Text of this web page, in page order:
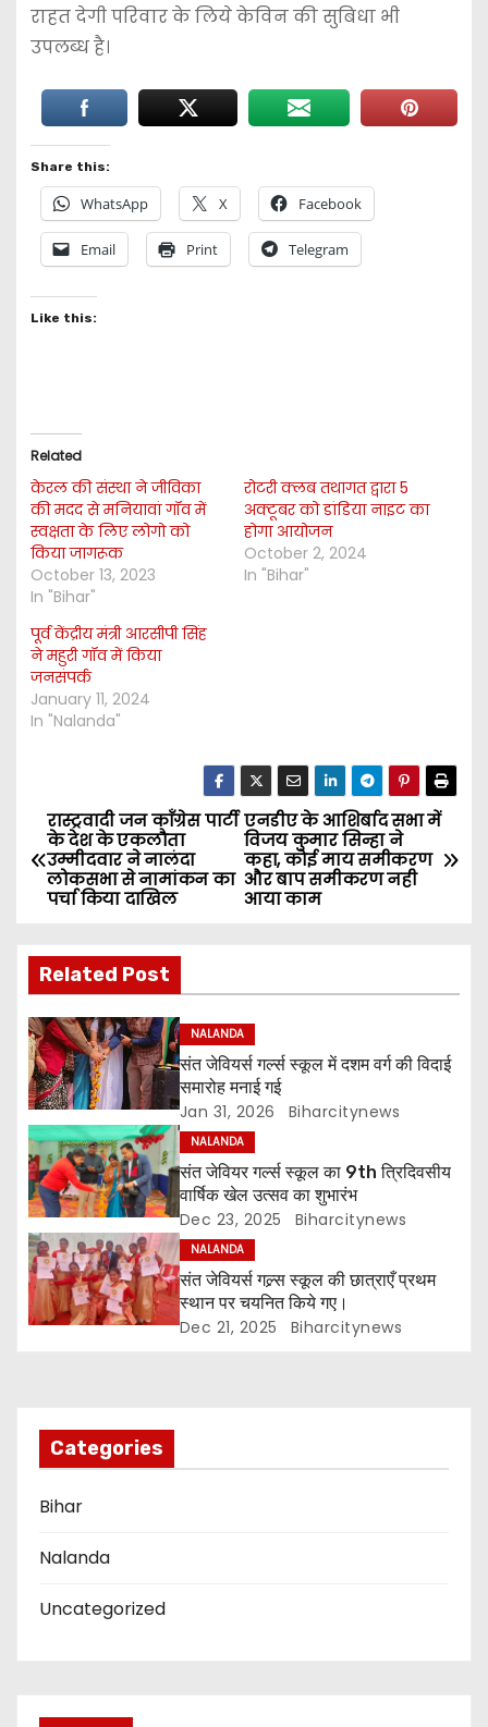
राहत देगी परिवार के लिये केविन की सुबिधा भी
उपलब्ध है।
Share this:
WhatsApp X Facebook
Email Print Telegram
Like this:
Related
केरल की संस्था ने जीविका
की मदद से मनियावां गॉव में
स्वक्षता के लिए लोगो को
किया जागरूक
October 13, 2023
In "Bihar"
रोटरी क्लब तथागत द्वारा 5
अक्टूबर को डांडिया नाइट का
होगा आयोजन
October 2, 2024
In "Bihar"
पूर्व केंद्रीय मंत्री आरसीपी सिंह
ने महुरी गॉव में किया
जनसंपर्क
January 11, 2024
In "Nalanda"
P
o
t
n
a
v
i
g
a
t
i
n
एनडीए के आशिर्बाद सभा में
विजय कुमार सिन्हा ने
कहा, कोई माय समीकरण
और बाप समीकरण नही
आया काम
रास्ट्रवादी जन काँग्रेस पार्टी
के देश के एकलौता
उम्मीदवार ने नालंदा
लोकसभा से नामांकन का
पर्चा किया दाखिल
Related Post
NALANDA
संत जेवियर्स गर्ल्स स्कूल में दशम वर्ग की विदाई
समारोह मनाई गई
Jan 31, 2026 Biharcitynews
NALANDA
संत जेवियर गर्ल्स स्कूल का 9th त्रिदिवसीय
वार्षिक खेल उत्सव का शुभारंभ
Dec 23, 2025 Biharcitynews
NALANDA
संत जेवियर्स गल्र्स स्कूल की छात्र‌ाएँ प्रथम
स्थान पर चयनित किये गए।
Dec 21, 2025 Biharcitynews
Categories
Bihar
Nalanda
Uncategorized